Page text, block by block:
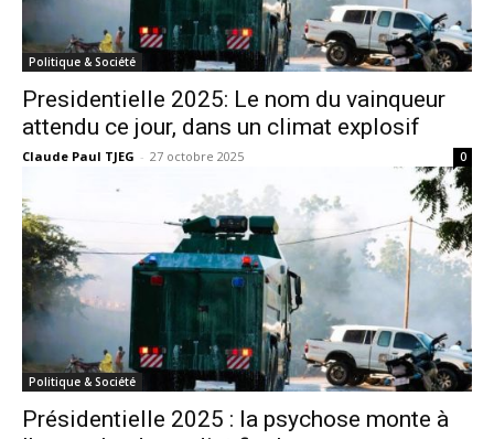
Politique & Société
Presidentielle 2025: Le nom du vainqueur
attendu ce jour, dans un climat explosif
Claude Paul TJEG - 27 octobre 2025 0
Politique & Société
Présidentielle 2025 : la psychose monte à